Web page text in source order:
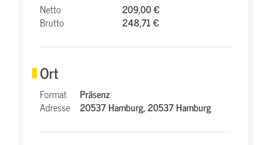
Netto
209,00 €
Brutto
248,71 €
Ort
Format
Präsenz
Adresse
20537 Hamburg,20537 Hamburg